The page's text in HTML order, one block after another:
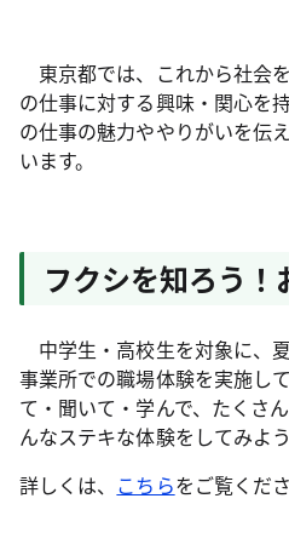
東京都では、これから社会
の仕事に対する興味・関心を
の仕事の魅力ややりがいを伝
います。
フクシを知ろう！
中学生・高校生を対象に、
事業所での職場体験を実施し
て・聞いて・学んで、たくさ
んなステキな体験をしてみよ
詳しくは、 こちらをご覧くださ